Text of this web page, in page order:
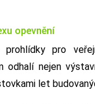
opevnění
prohlídky pro
odhalí nejen
let